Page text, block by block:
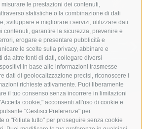
le prestazioni dei contenuti,
statistiche o la combinazione di dati
sviluppare e migliorare i servizi, utilizzare dati
contenuti, garantire la sicurezza, prevenire e
erogare e presentare pubblicità e
le scelte sulla privacy, abbinare e
da altre fonti di dati, collegare diversi
in base alle informazioni trasmesse
dati di geolocalizzazione precisi, riconoscere i
richieste attivamente. Puoi liberamente
il tuo consenso senza incorrere in limitazioni
cookie," acconsenti all'uso di cookie e
"Gestisci Preferenze" per
o "Rifiuta tutto" per proseguire senza cookie
NELLA NATURA
ESTIVE